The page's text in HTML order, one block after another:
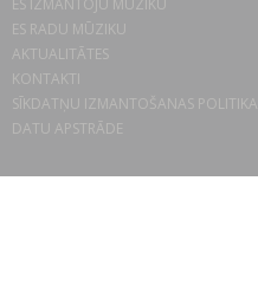
ES IZMANTOJU MŪZIKU
ES RADU MŪZIKU
AKTUALITĀTES
KONTAKTI
SĪKDATŅU IZMANTOŠANAS POLITIKA
DATU APSTRĀDE